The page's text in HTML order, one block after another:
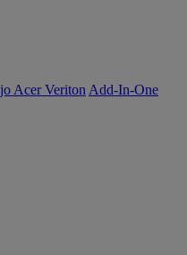
Acer Veriton Add-In-One